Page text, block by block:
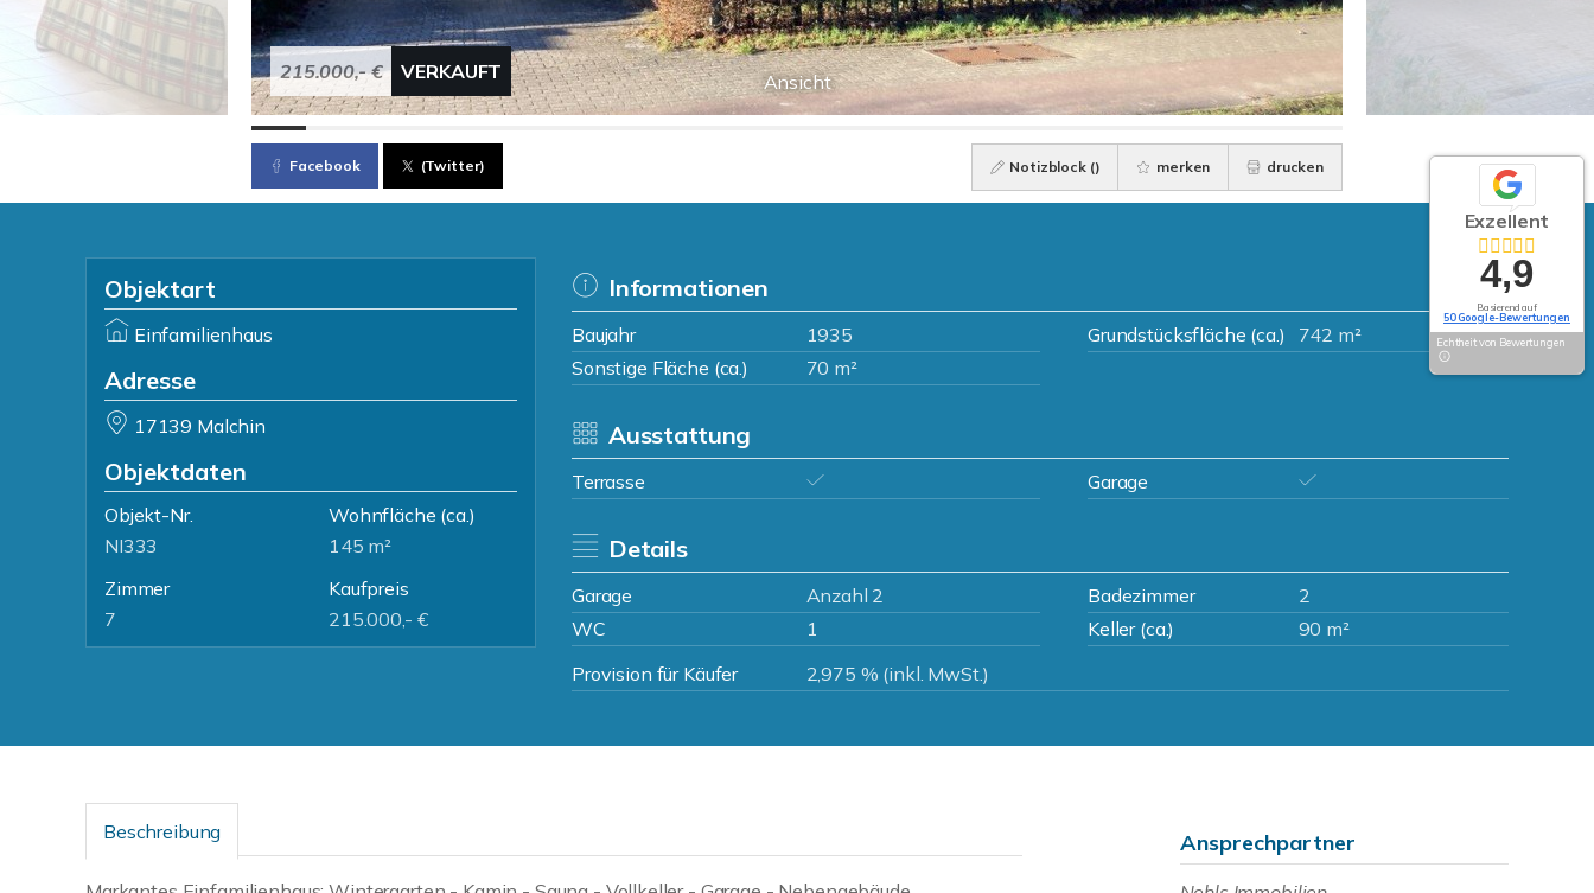
Ansicht
215.000,- € VERKAUFT
Facebook (Twitter) Notizblock () merken drucken
Objektart
Einfamilienhaus
Adresse
17139 Malchin
Objektdaten
Objekt-Nr.
NI333
Wohnfläche (ca.)
145 m²
Zimmer
7
Kaufpreis
215.000,- €
Informationen
Baujahr 1935 Grundstücksfläche (ca.)
742 m²
Sonstige Fläche (ca.)
70 m²
Ausstattung
Terrasse Garage
Details
Garage Anzahl 2 Badezimmer
2
WC
1 Keller (ca.)
90 m²
Provision für Käufer
2,975 % (inkl. MwSt.)
Beschreibung Ansprechpartner
Exzellent
4,9
Basierend auf
50 Google-Bewertungen
Echtheit von Bewertungen